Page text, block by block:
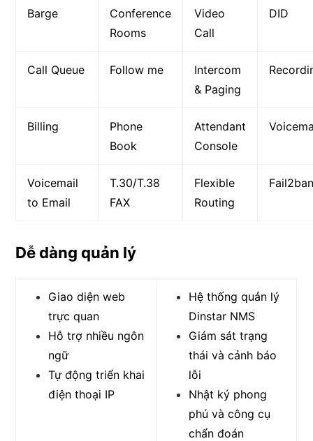
Barge
Conference
Rooms
Video
Call
DID
Call Queue Follow me
Intercom
& Paging
Billing
Phone
Book
Attendant
Console
Voicemail
to Email
T.30/T.38
FAX
Flexible
Routing
Dễ dàng quản lý
Giao diện web
trực quan
Hỗ trợ nhiều ngôn
ngữ
Tự động triển khai
điện thoại IP
Hệ thống quản lý
Dinstar NMS
Giám sát trạng
thái và cảnh báo
lỗi
Nhật ký phong
phú và công cụ
chẩn đoán